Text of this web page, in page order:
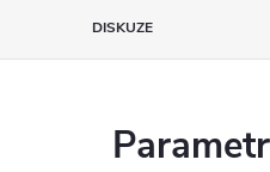
DISKUZE